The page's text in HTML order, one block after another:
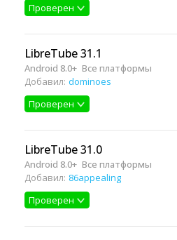
Проверен
LibreTube 31.1
Android 8.0+ Все платформы
Добавил: dominoes
Проверен
LibreTube 31.0
Android 8.0+ Все платформы
Добавил: 86appealing
Проверен